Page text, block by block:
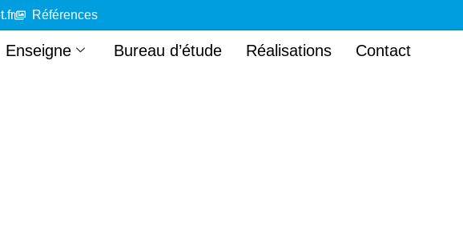
Références
Enseigne Bureau d’étude Réalisations Contact